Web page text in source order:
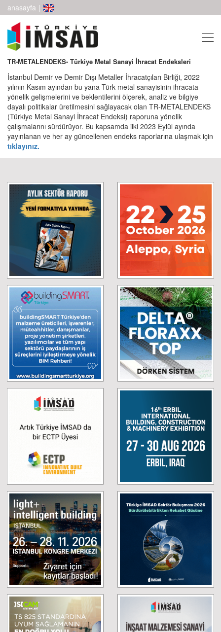
anasayfa |
TR-METALENDEKS- Türkiye Metal Sanayi İhracat Endeksleri
İstanbul Demir ve Demir Dışı Metaller İhracatçıları Birliği, 2022
yılının Kasım ayından bu yana Türk metal sanayisinin ihracata
yönelik gelişmelerini ve beklentilerini ölçerek, analiz ve bilgiye
dayalı politikalar üretilmesini sağlayacak olan TR-METALENDEKS
(Türkiye Metal Sanayi İhracat Endeksi) raporuna yönelik
çalışmalarını sürdürüyor. Bu kapsamda ilki 2023 Eylül ayında
yayınlanan ve her ay güncellenen endeks raporlarına ulaşmak için
tıklayınız.